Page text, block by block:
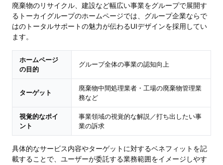
廃棄物のリサイクル、建設など幅広い事業をグループで展開す
るトーカイグループのホームページでは、グループ企業ならで
はのトータルサポートの魅力が伝わるUIデザインを採用してい
ます。
ホームページ
の目的
グループ全体の事業の認知向上
ターゲット
廃棄物中間処理業者・⼯場の廃棄物管理業
務など
視覚的なポイ
ント
事業領域の視覚的な解説／打ち出したい事
業の訴求
具体的なサービス内容やターゲットに対するベネフィットを記
載することで、ユーザーが委託する業務範囲をイメージしやす